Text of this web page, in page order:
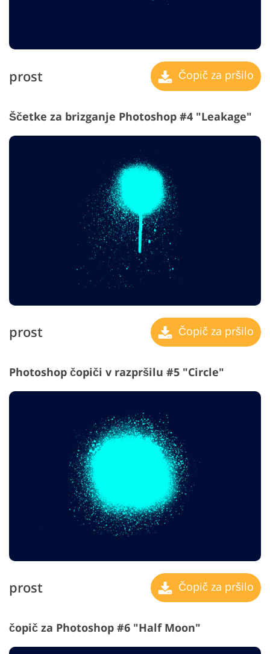
prost Čopič za pršilo
Ščetke za brizganje Photoshop #4 "Leakage"
prost Čopič za pršilo
Photoshop čopiči v razpršilu #5 "Circle"
prost Čopič za pršilo
čopič za Photoshop #6 "Half Moon"